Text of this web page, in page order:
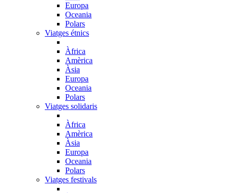
Europa
Oceania
Polars
Viatges étnics
Àfrica
Amèrica
Àsia
Europa
Oceania
Polars
Viatges solidaris
Àfrica
Amèrica
Àsia
Europa
Oceania
Polars
Viatges festivals